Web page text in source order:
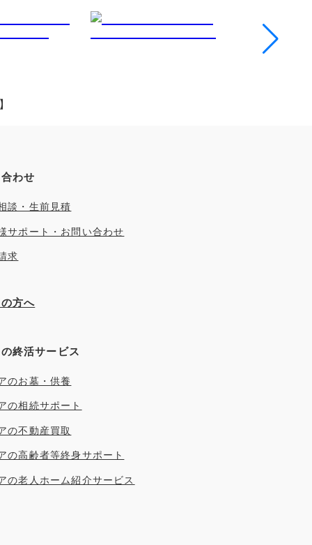
わせ
談・生前見積
サポート・お問い合わせ
求
方へ
終活サービス
のお墓・供養
の相続サポート
の不動産買取
の高齢者等終身サポート
の老人ホーム紹介サービス